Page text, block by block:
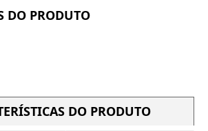
DO PRODUTO
DO PRODUTO